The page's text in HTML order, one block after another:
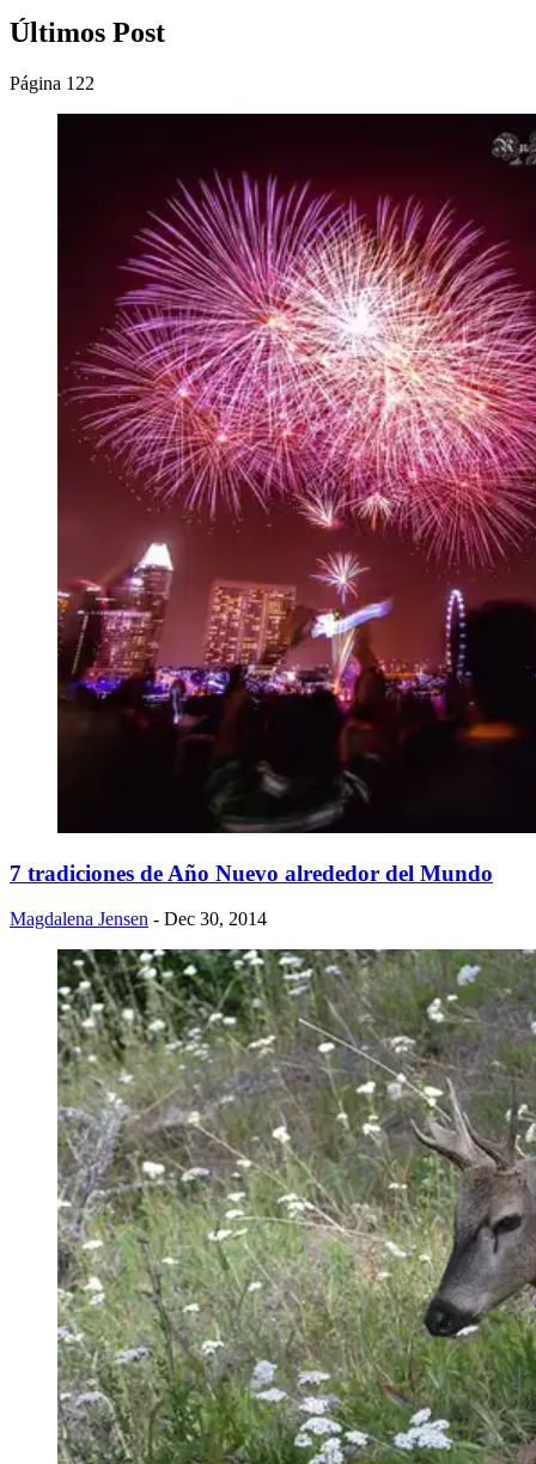
Últimos Post
Página 122
​7 tradiciones de Año Nuevo alrededor del Mundo
Magdalena Jensen - Dec 30, 2014